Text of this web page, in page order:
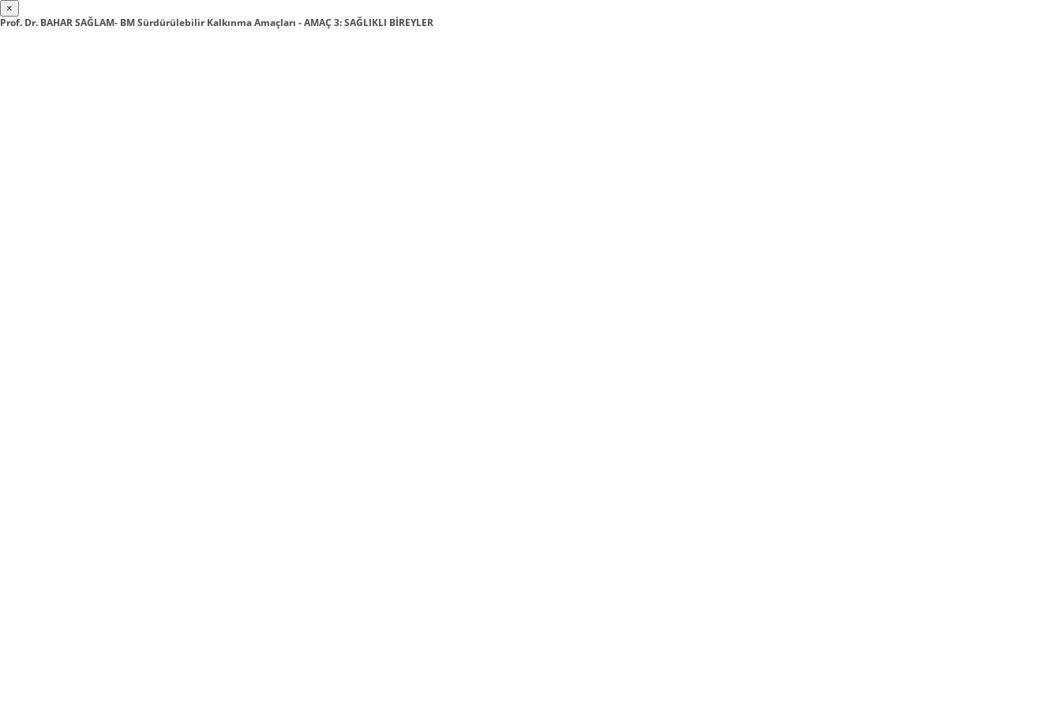
×
Prof. Dr. BAHAR SAĞLAM- BM Sürdürülebilir Kalkınma Amaçları - AMAÇ 3: SAĞLIKLI BİREYLER